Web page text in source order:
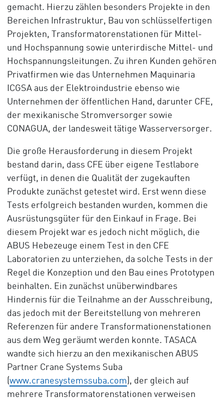
gemacht. Hierzu zählen besonders Projekte in den
Bereichen Infrastruktur, Bau von schlüsselfertigen
Projekten, Transformatorenstationen für Mittel-
und Hochspannung sowie unterirdische Mittel- und
Hochspannungsleitungen. Zu ihren Kunden gehören
Privatfirmen wie das Unternehmen Maquinaria
ICGSA aus der Elektroindustrie ebenso wie
Unternehmen der öffentlichen Hand, darunter CFE,
der mexikanische Stromversorger sowie
CONAGUA, der landesweit tätige Wasserversorger.
Die große Herausforderung in diesem Projekt
bestand darin, dass CFE über eigene Testlabore
verfügt, in denen die Qualität der zugekauften
Produkte zunächst getestet wird. Erst wenn diese
Tests erfolgreich bestanden wurden, kommen die
Ausrüstungsgüter für den Einkauf in Frage. Bei
diesem Projekt war es jedoch nicht möglich, die
ABUS Hebezeuge einem Test in den CFE
Laboratorien zu unterziehen, da solche Tests in der
Regel die Konzeption und den Bau eines Prototypen
beinhalten. Ein zunächst unüberwindbares
Hindernis für die Teilnahme an der Ausschreibung,
das jedoch mit der Bereitstellung von mehreren
Referenzen für andere Transformationenstationen
aus dem Weg geräumt werden konnte. TASACA
wandte sich hierzu an den mexikanischen ABUS
Partner Crane Systems Suba
(www.cranesystemssuba.com), der gleich auf
mehrere Transformatorenstationen verweisen